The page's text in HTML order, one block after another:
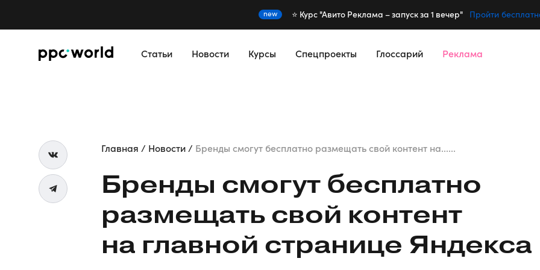
new ⭐️ Курс "Авито Реклама – запуск за 1 вечер" Пройти
Статьи Новости Курсы Спецпроекты Глоссарий Реклама
Главная Новости Бренды смогут бесплатно размещать свой контент на......
Бренды смогут бесплатно
размещать свой контент
на главной странице Яндекса